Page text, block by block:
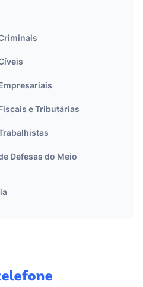
e Tributárias
Defesas do Meio